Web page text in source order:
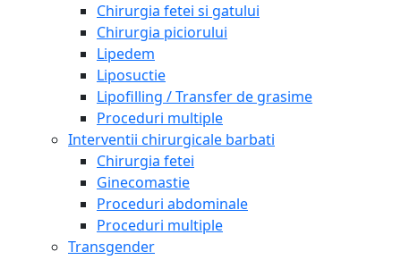
Chirurgia fetei si gatului
Chirurgia piciorului
Lipedem
Liposuctie
Lipofilling / Transfer de grasime
Proceduri multiple
Interventii chirurgicale barbati
Chirurgia fetei
Ginecomastie
Proceduri abdominale
Proceduri multiple
Transgender